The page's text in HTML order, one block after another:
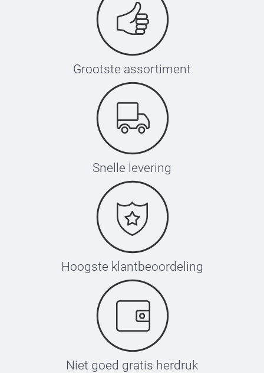
Grootste assortiment
Snelle levering
Hoogste klantbeoordeling
Niet goed gratis herdruk